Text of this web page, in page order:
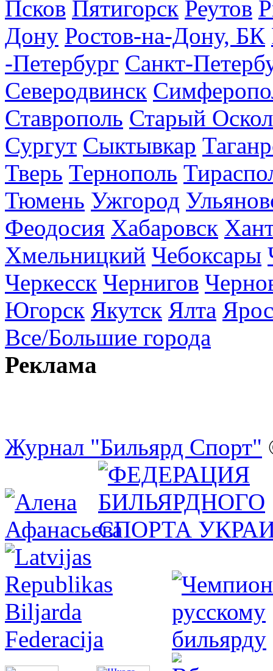
Псков Пятигорск Реутов
Дону Ростов-на-Дону, БК
-Петербург Санкт-
Северодвинск
Ставрополь Старый Оскол
Сургут Сыктывкар
Тверь Тернополь
Тюмень Ужгород
Феодосия Хабаровск
Хмельницкий Чебоксары
Черкесск Чернигов
Югорск Якутск Ялта
Все/Большие города
Реклама
Журнал "Бильярд Спорт"